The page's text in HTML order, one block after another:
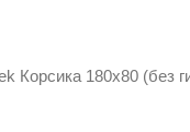
Корсика 180x80 (без